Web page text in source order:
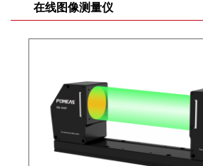
在线图像测量仪